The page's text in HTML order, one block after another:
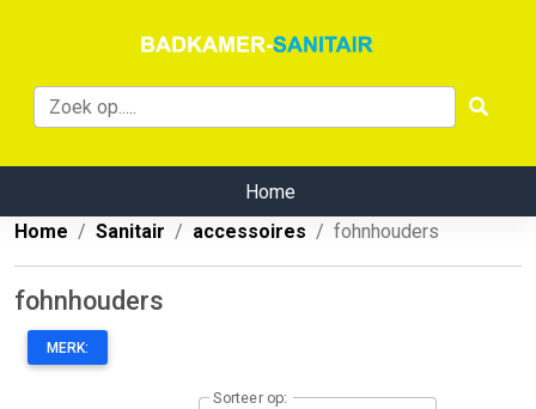
Home
Home
Sanitair accessoires fohnhouders
fohnhouders
MERK:
Sorteer op: